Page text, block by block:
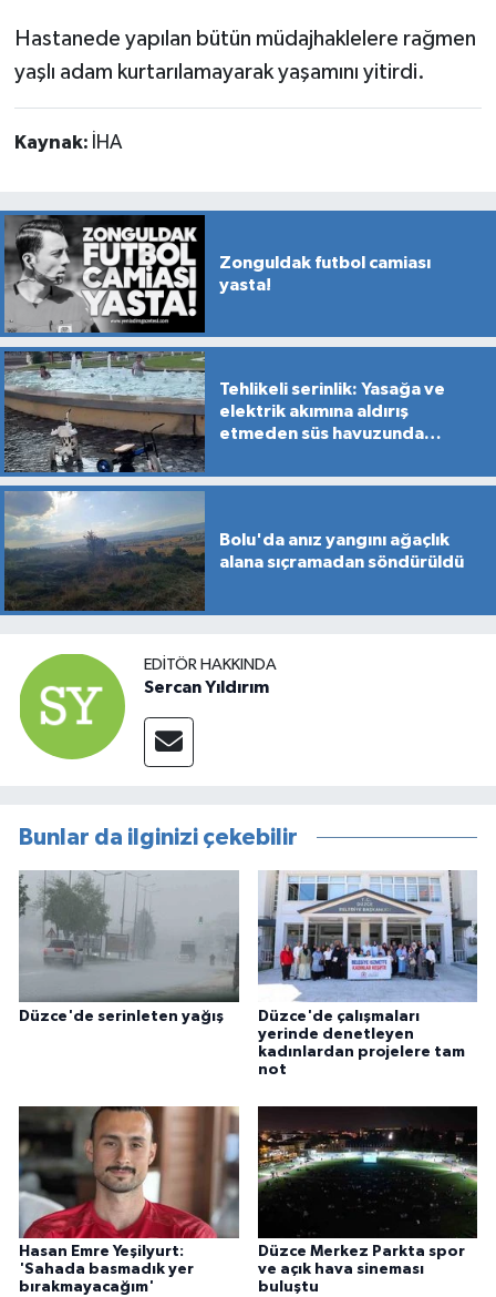
Hastanede yapılan bütün müdajhaklelere rağmen
yaşlı adam kurtarılamayarak yaşamını yitirdi.
Kaynak: İHA
Zonguldak futbol camiası
yasta!
Tehlikeli serinlik: Yasağa ve
elektrik akımına aldırış
etmeden süs havuzunda
Bolu'da anız yangını ağaçlık
alana sıçramadan söndürüldü
EDITÖR HAKKINDA
Sercan Yıldırım
Bunlar da ilginizi çekebilir
Düzce'de serinleten yağış
Düzce'de çalışmaları
yerinde denetleyen
kadınlardan projelere tam
not
Hasan Emre Yeşilyurt:
'Sahada basmadık yer
bırakmayacağım'
Düzce Merkez Parkta spor
ve açık hava sineması
buluştu